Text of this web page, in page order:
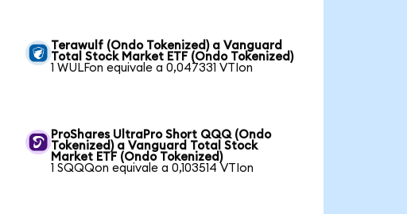
Terawulf (Ondo Tokenized) a Vanguard
Total Stock Market ETF (Ondo Tokenized)
1 WULFon equivale a 0,047331 VTIon
ProShares UltraPro Short QQQ (Ondo
Tokenized) a Vanguard Total Stock
Market ETF (Ondo Tokenized)
1 SQQQon equivale a 0,103514 VTIon